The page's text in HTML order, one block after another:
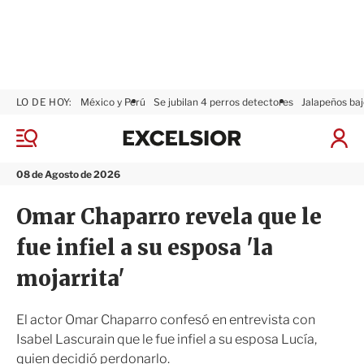
M
n
08 de Agosto de 2026
LO DE HOY: México y Perú Se jubilan 4 perros detectores Jalapeños
I
x
i
r
Omar Chaparro revela que le
fue infiel a su esposa 'la
mojarrita'
El actor Omar Chaparro confesó en entrevista con
Isabel Lascurain que le fue infiel a su esposa Lucía,
quien decidió perdonarlo.